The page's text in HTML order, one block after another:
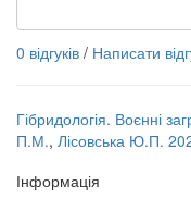
0 відгуків / Написати
Гібридологія. Воєнні
П.М., Лісовська Ю.П.
Інформація